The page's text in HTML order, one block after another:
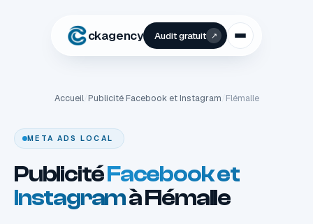
ckagency Audit gratuit ↗
Accueil/ Publicité Facebook et Instagram Flémalle
META ADS LOCAL
PublicitéFacebook et
Instagramà Flémalle